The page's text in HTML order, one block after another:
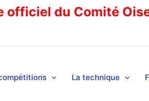
officiel du Comité
La technique